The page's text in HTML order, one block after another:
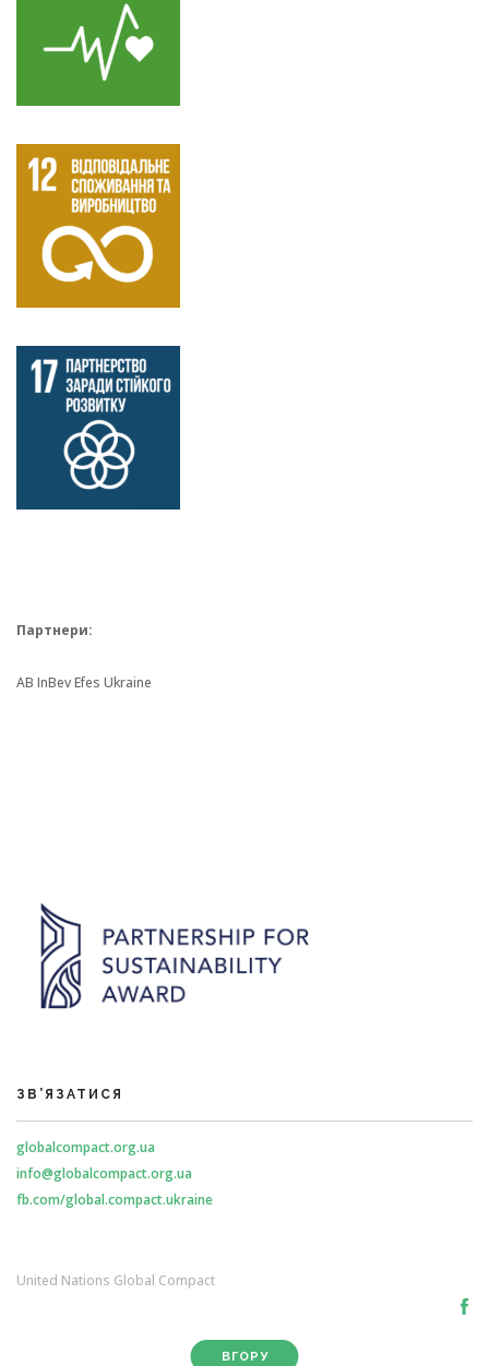
Партнери:
AB InBev Efes Ukraine
ЗВ’ЯЗАТИСЯ
globalcompact.org.ua
info@globalcompact.org.ua
fb.com/global.compact.ukraine
United Nations Global Compact
ВГОРУ